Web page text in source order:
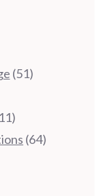
(51)
(64)